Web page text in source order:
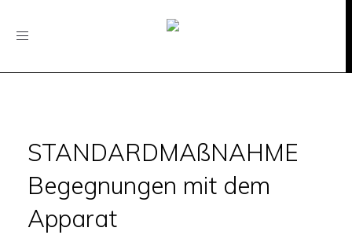
Toggle
STANDARDMAßNAHME
Begegnungen mit dem
Apparat